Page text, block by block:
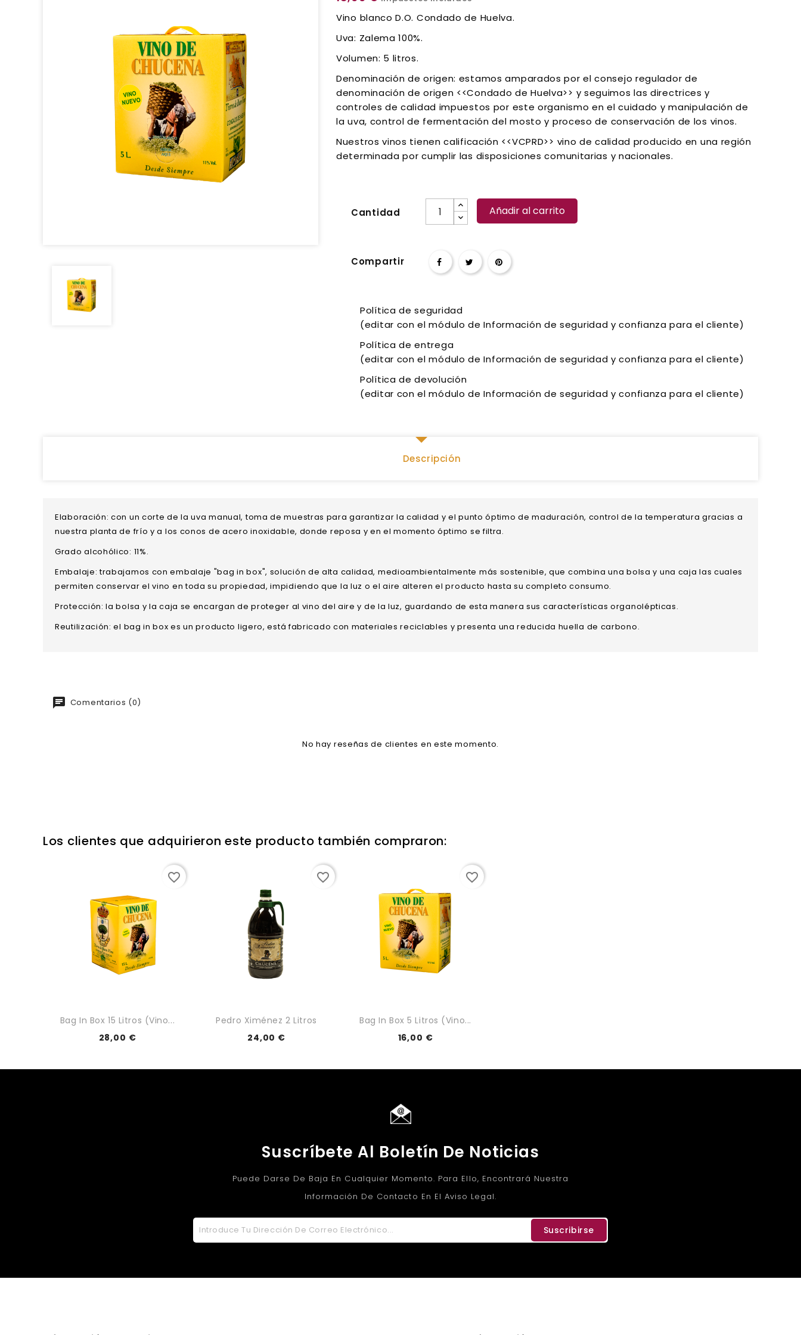
Vino blanco D.O. Condado de Huelva.
Uva: Zalema 100%.
Volumen: 5 litros.
Denominación de origen: estamos amparados por el consejo regulador de
denominación de origen <<Condado de Huelva>> y seguimos las directrices y
controles de calidad impuestos por este organismo en el cuidado y manipulación de
la uva, control de fermentación del mosto y proceso de conservación de los vinos.
Nuestros vinos tienen calificación <<VCPRD>> vino de calidad producido en una región
determinada por cumplir las disposiciones comunitarias y nacionales.
Cantidad Añadir al carrito
Compartir
Política de seguridad
(editar con el módulo de Información de seguridad y confianza para el cliente)
Política de entrega
(editar con el módulo de Información de seguridad y confianza para el cliente)
Política de devolución
(editar con el módulo de Información de seguridad y confianza para el cliente)
Descripción
Elaboración: con un corte de la uva manual, toma de muestras para garantizar la calidad y el punto óptimo de maduración, control de la temperatura gracias a
nuestra planta de frío y a los conos de acero inoxidable, donde reposa y en el momento óptimo se filtra.
Grado alcohólico: 11%.
Embalaje: trabajamos con embalaje "bag in box", solución de alta calidad, medioambientalmente más sostenible, que combina una bolsa y una caja las cuales
permiten conservar el vino en toda su propiedad, impidiendo que la luz o el aire alteren el producto hasta su completo consumo.
Protección: la bolsa y la caja se encargan de proteger al vino del aire y de la luz, guardando de esta manera sus características organolépticas.
Reutilización: el bag in box es un producto ligero, está fabricado con materiales reciclables y presenta una reducida huella de carbono.
Comentarios (0)
No hay reseñas de clientes en este momento.
Los clientes que adquirieron este producto también compraron:
Bag In Box 15 Litros (vino...
28,00 €
favorite_border
Pedro Ximénez 2 Litros
24,00 €
favorite_border
Bag In Box 5 Litros (vino...
16,00 €
favorite_border
Suscríbete Al Boletín De Noticias
Puede Darse De Baja En Cualquier Momento. Para Ello, Encontrará Nuestra
Información De Contacto En El Aviso Legal.